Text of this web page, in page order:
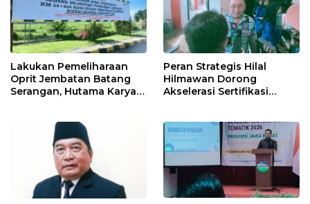
Lakukan Pemeliharaan
Oprit Jembatan Batang
Serangan, Hutama Karya
Peran Strategis Hilal
Hilmawan Dorong
Akselerasi Sertifikasi
Indramayu